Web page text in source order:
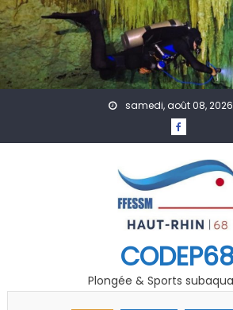
Skip to content
samedi, août 08, 2026
Plongée & Sports